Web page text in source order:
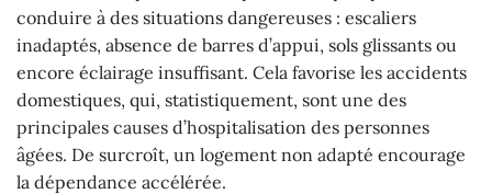
conduire à des situations dangereuses : escaliers
inadaptés, absence de barres d’appui, sols glissants ou
encore éclairage insuffisant. Cela favorise les accidents
domestiques, qui, statistiquement, sont une des
principales causes d’hospitalisation des personnes
âgées. De surcroît, un logement non adapté encourage
la dépendance accélérée.